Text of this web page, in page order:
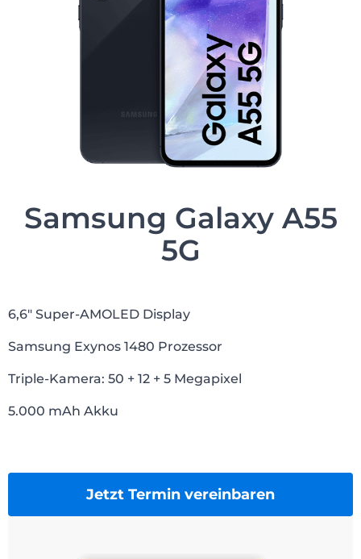
Samsung Galaxy A55
5G
6,6″ Super-AMOLED Display
Samsung Exynos 1480 Prozessor
Triple-Kamera: 50 + 12 + 5 Megapixel
5.000 mAh Akku
Jetzt Termin vereinbaren